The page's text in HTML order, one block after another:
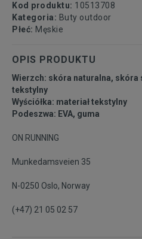
45 29 cm
46,5 30,5 cm
48 31 cm
Kod produktu: 10513708
Kategoria: Buty outdoor
Płeć: Męskie
OPIS PRODUKTU
Wierzch: skóra naturalna, skóra
tekstylny
Wyściółka: materiał tekstylny
Podeszwa: EVA, guma
ON RUNNING
Munkedamsveien 35
N-0250 Oslo, Norway
(+47) 21 05 02 57